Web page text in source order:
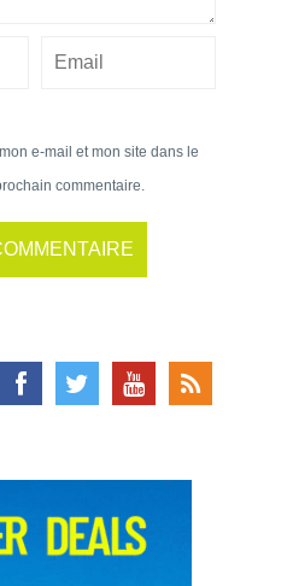
e-mail et mon site dans le
commentaire.